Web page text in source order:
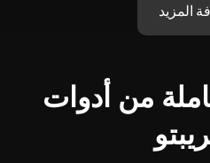
المزيد
من أدوات